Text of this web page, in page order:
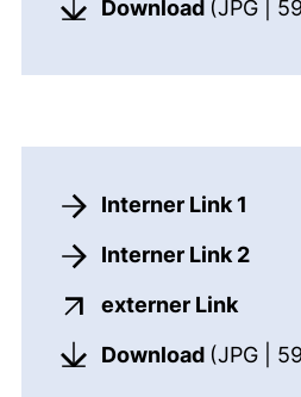
Download (JPG |
Interner Link 1
Interner Link 2
externer Link
Download (JPG |